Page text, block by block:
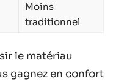
Moins
traditionnel
le matériau
gagnez en confort